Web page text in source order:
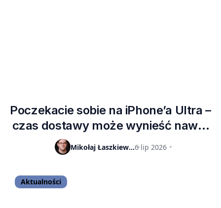
Poczekacie sobie na iPhone’a Ultra –
czas dostawy może wynieść nawet
6 tygodniMikołaj Łaszkiewicz6 lip 2026
Aktualności